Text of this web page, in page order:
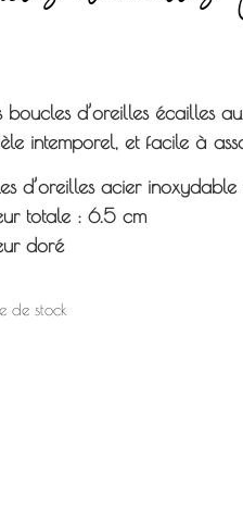
boucles d’oreilles écailles
intemporel, et facile à
d’oreilles acier inoxydable
totale : 6.5 cm
doré
de stock